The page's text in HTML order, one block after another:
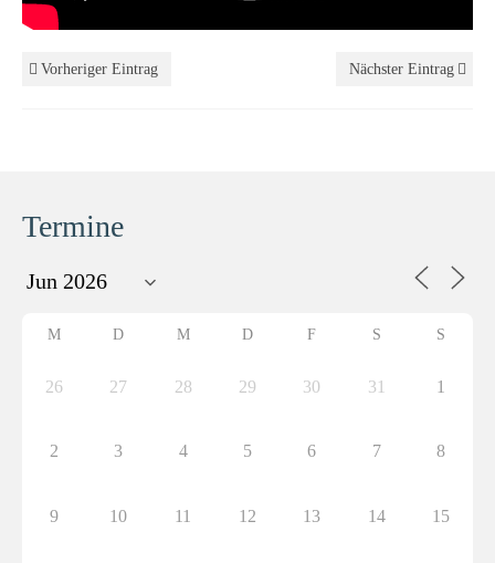
Vorheriger Eintrag Nächster Eintrag
Termine
M D M D F S S
26 27 28 29 30 31 1
2 3 4 5 6 7 8
9 10 11 12 13 14 15